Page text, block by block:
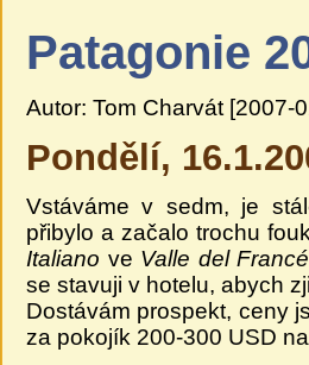
Patagonie
Autor: Tom Charvát [2007-
Pondělí,
Vstáváme v sedm, je
přibylo a začalo trochu
Italiano ve Valle del
se stavuji v hotelu, abych
Dostávám prospekt, ceny
za pokojík 200-300 USD